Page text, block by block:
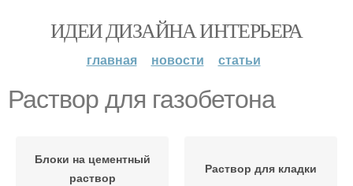
ИДЕИ ДИЗАЙНА ИНТЕРЬЕРА
главная новости статьи
Раствор для газобетона
Блоки на цементный
раствор
Раствор для кладки